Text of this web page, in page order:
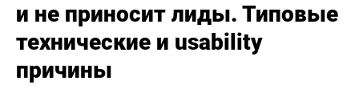
и не приносит лиды. Типовые
технические и usability
причины